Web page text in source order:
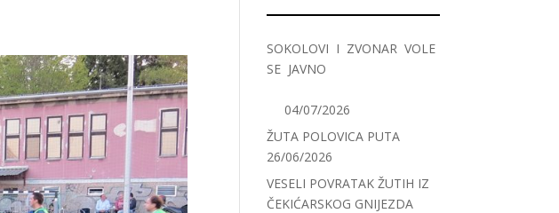
SOKOLOVI I ZVONAR VOLE
SE JAVNO
04/07/2026
ŽUTA POLOVICA PUTA
26/06/2026
VESELI POVRATAK ŽUTIH IZ
ČEKIĆARSKOG GNIJEZDA